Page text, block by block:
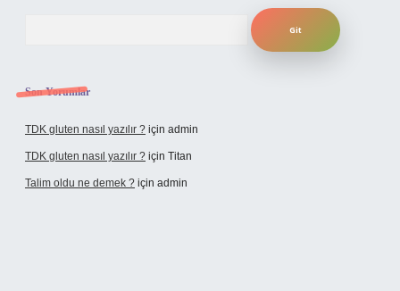
Son Yorumlar
TDK gluten nasıl yazılır ? için admin
TDK gluten nasıl yazılır ? için Titan
Talim oldu ne demek ? için admin